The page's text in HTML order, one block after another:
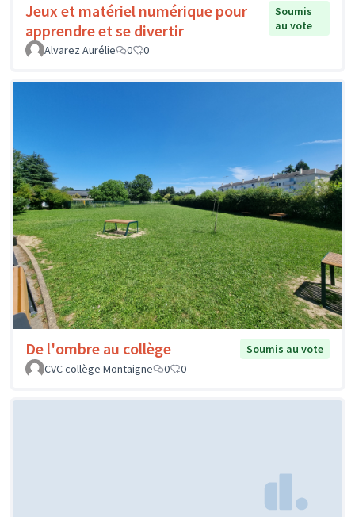
Jeux et matériel numérique pour
apprendre et se divertir
Soumis
au vote
Alvarez Aurélie
0 0
De l'ombre au collège
Soumis au vote
CVC collège Montaigne
0 0